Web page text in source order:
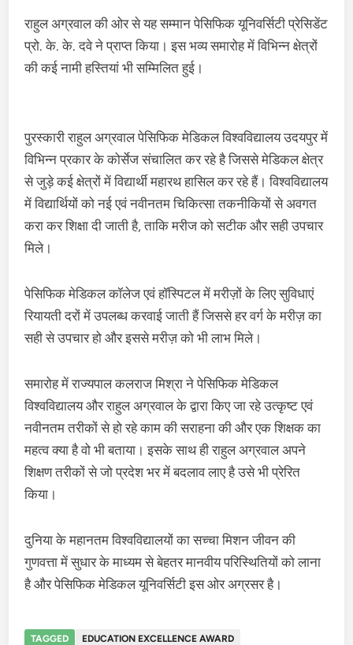
राहुल अग्रवाल की ओर से यह सम्मान पेसिफिक यूनिवर्सिटी प्रेसिडेंट
प्रो. के. के. दवे ने प्राप्त किया। इस भव्य समारोह में विभिन्न क्षेत्रों
की कई नामी हस्तियां भी सम्मिलित हुई।
पुरस्कारी राहुल अग्रवाल पेसिफिक मेडिकल विश्वविद्यालय उदयपुर में
विभिन्न प्रकार के कोर्सेज संचालित कर रहे है जिससे मेडिकल क्षेत्र
से जुड़े कई क्षेत्रों में विद्यार्थी महारथ हासिल कर रहे हैं। विश्वविद्यालय
में विद्यार्थियों को नई एवं नवीनतम चिकित्सा तकनीकियों से अवगत
करा कर शिक्षा दी जाती है, ताकि मरीज को सटीक और सही उपचार
मिले।
पेसिफिक मेडिकल कॉलेज एवं हॉस्पिटल में मरीज़ों के लिए सुविधाएं
रियायती दरों में उपलब्ध करवाई जाती हैं जिससे हर वर्ग के मरीज़ का
सही से उपचार हो और इससे मरीज़ को भी लाभ मिले।
समारोह में राज्यपाल कलराज मिश्रा ने पेसिफिक मेडिकल
विश्वविद्यालय और राहुल अग्रवाल के द्वारा किए जा रहे उत्कृष्ट एवं
नवीनतम तरीकों से हो रहे काम की सराहना की और एक शिक्षक का
महत्व क्या है वो भी बताया। इसके साथ ही राहुल अग्रवाल अपने
शिक्षण तरीकों से जो प्रदेश भर में बदलाव लाए है उसे भी प्रेरित
किया।
दुनिया के महानतम विश्वविद्यालयों का सच्चा मिशन जीवन की
गुणवत्ता में सुधार के माध्यम से बेहतर मानवीय परिस्थितियों को लाना
है और पेसिफिक मेडिकल यूनिवर्सिटी इस ओर अग्रसर है।
TAGGED
EDUCATION EXCELLENCE AWARD